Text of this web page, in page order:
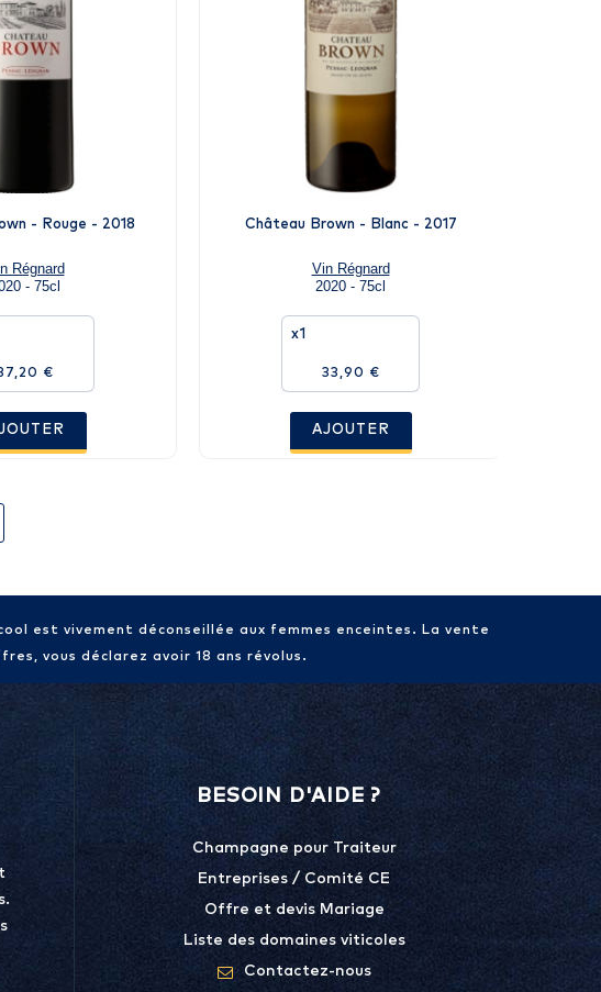
- Rouge - 2018
Régnard
- 75cl
€
Château Brown - Blanc - 2017
Vin Régnard
2020 - 75cl
x1
33,90 €
AJOUTER
est vivement déconseillée aux femmes enceintes. La vente
vous déclarez avoir 18 ans révolus.
BESOIN D'AIDE ?
Champagne pour Traiteur
Entreprises / Comité CE
Offre et devis Mariage
Liste des domaines viticoles
Contactez-nous